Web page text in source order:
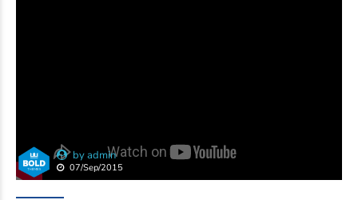
by admin
07/Sep/2015